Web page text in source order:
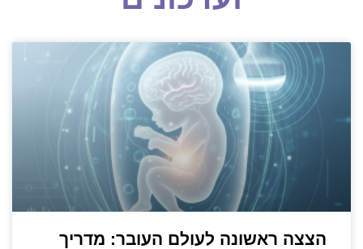
הצצה ראשונה לעולם העובר: מדריך